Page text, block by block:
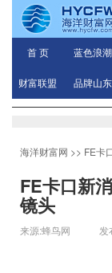
首 页 蓝色浪潮
财富联盟 品牌山东
海洋财富网 >> FE卡
FE卡口新
镜头
来源:蜂鸟网 发布